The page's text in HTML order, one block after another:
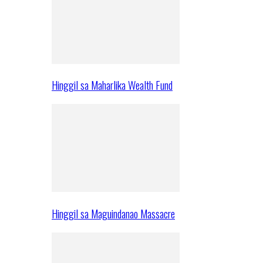
Hinggil sa Maharlika Wealth Fund
Hinggil sa Maguindanao Massacre